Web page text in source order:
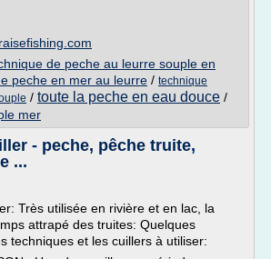
de peche au leurre souple en
peche en mer au leurre / technique
/ toute la peche en eau douce /
mer
- peche, pêche truite,
...
Très utilisée en rivière et en lac, la
attrapé des truites: Quelques
techniques et les cuillers à utiliser: